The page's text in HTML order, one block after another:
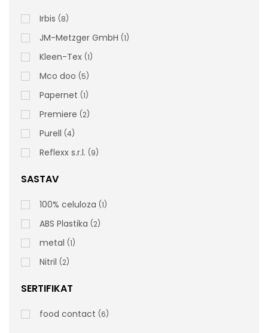
9.800,00rsd
Šifra artikla: 040002
Irbis 8
JM-Metzger GmbH 1
Kleen-Tex 1
Mco doo 5
Papernet 1
Premiere 2
Purell 4
Reflexx s.r.l. 9
SASTAV
100% celuloza 1
ABS Plastika 2
metal 1
Nitril 2
SERTIFIKAT
food contact 6